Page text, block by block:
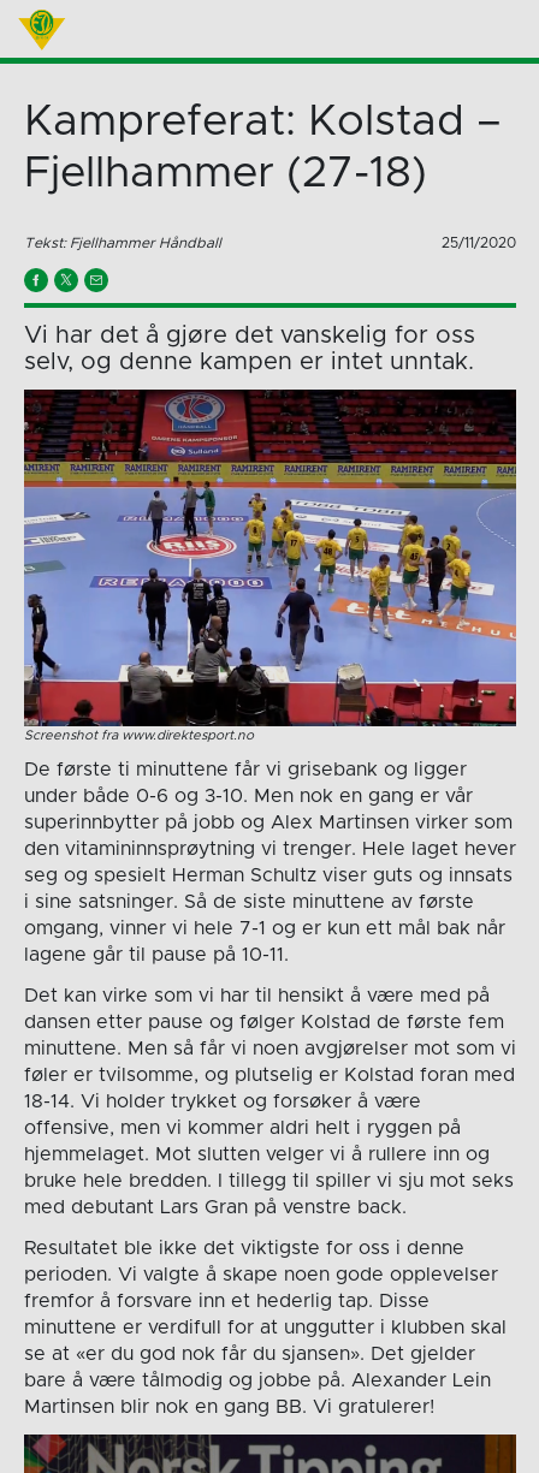
Kampreferat: Kolstad –
Fjellhammer (27-18)
Tekst: Fjellhammer Håndball 25/11/2020
Vi har det å gjøre det vanskelig for oss
selv, og denne kampen er intet unntak.
Screenshot fra www.direktesport.no
De første ti minuttene får vi grisebank og ligger
under både 0-6 og 3-10. Men nok en gang er vår
superinnbytter på jobb og Alex Martinsen virker som
den vitamininnsprøytning vi trenger. Hele laget hever
seg og spesielt Herman Schultz viser guts og innsats
i sine satsninger. Så de siste minuttene av første
omgang, vinner vi hele 7-1 og er kun ett mål bak når
lagene går til pause på 10-11.
Det kan virke som vi har til hensikt å være med på
dansen etter pause og følger Kolstad de første fem
minuttene. Men så får vi noen avgjørelser mot som vi
føler er tvilsomme, og plutselig er Kolstad foran med
18-14. Vi holder trykket og forsøker å være
offensive, men vi kommer aldri helt i ryggen på
hjemmelaget. Mot slutten velger vi å rullere inn og
bruke hele bredden. I tillegg til spiller vi sju mot seks
med debutant Lars Gran på venstre back.
Resultatet ble ikke det viktigste for oss i denne
perioden. Vi valgte å skape noen gode opplevelser
fremfor å forsvare inn et hederlig tap. Disse
minuttene er verdifull for at unggutter i klubben skal
se at «er du god nok får du sjansen». Det gjelder
bare å være tålmodig og jobbe på. Alexander Lein
Martinsen blir nok en gang BB. Vi gratulerer!